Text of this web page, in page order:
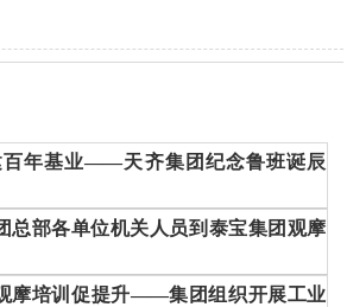
百年基业——天齐集团纪念鲁班诞辰
总部各单位机关人员到泰宝集团观摩
摩培训促提升——集团组织开展工业